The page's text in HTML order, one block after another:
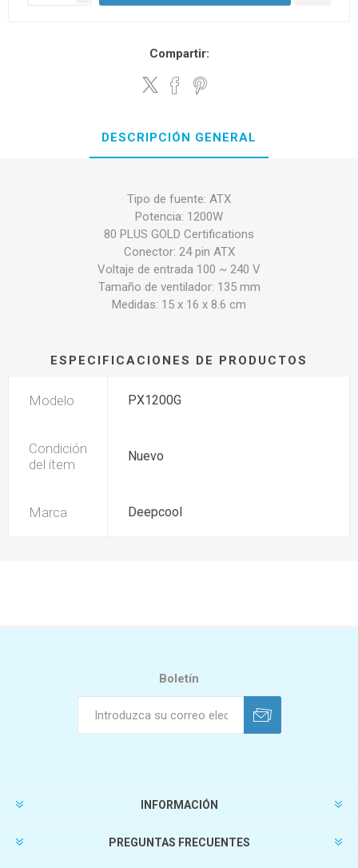
Compartir:
DESCRIPCIÓN GENERAL
Tipo de fuente: ATX
Potencia: 1200W
80 PLUS GOLD Certifications
Conector: 24 pin ATX
Voltaje de entrada 100 ~ 240 V
Tamaño de ventilador: 135 mm
Medidas: 15 x 16 x 8.6 cm
ESPECIFICACIONES DE PRODUCTOS
Modelo PX1200G
Condición
del ítem
Nuevo
Marca Deepcool
Boletín
INFORMACIÓN
PREGUNTAS FRECUENTES